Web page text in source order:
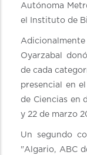
Autónoma
el Instituto de
Oyarzabal
de cada
presencial en
de Ciencias en
y 22 de marzo
Un segundo
"Algario, ABC